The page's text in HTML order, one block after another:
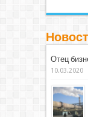
Отец
10.03.2020